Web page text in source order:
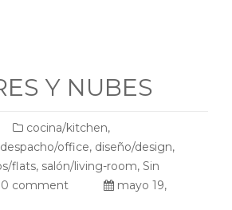
Y NUBES
cocina/kitchen,
despacho/office, diseño/design,
flats, salón/living-room, Sin
0 comment
mayo 19,